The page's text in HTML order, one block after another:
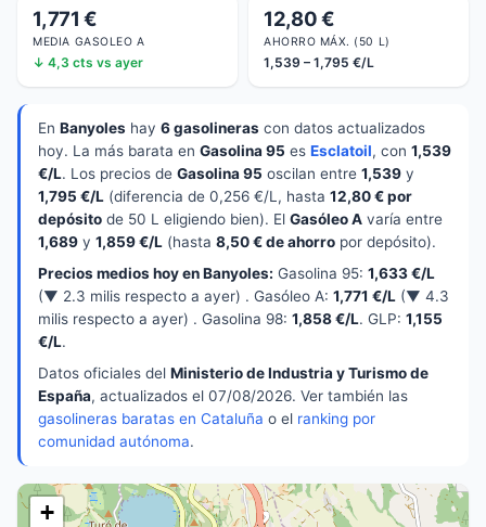
1,771 €
MEDIA GASOLEO A
↓ 4,3 cts vs ayer
12,80 €
AHORRO MÁX. (50 L)
1,539 – 1,795 €/L
En Banyoles hay 6 gasolineras con datos actualizados
hoy. La más barata en Gasolina 95 es Esclatoil, con 1,539
€/L. Los precios de Gasolina 95 oscilan entre 1,539 y
1,795 €/L (diferencia de 0,256 €/L, hasta 12,80 € por
depósito de 50 L eligiendo bien). El Gasóleo A varía entre
1,689 y 1,859 €/L (hasta 8,50 € de ahorro por depósito).
Precios medios hoy en Banyoles: Gasolina 95: 1,633 €/L
(▼ 2.3 milis respecto a ayer) . Gasóleo A: 1,771 €/L (▼ 4.3
milis respecto a ayer) . Gasolina 98: 1,858 €/L. GLP: 1,155
€/L.
Datos oficiales del Ministerio de Industria y Turismo de
España, actualizados el 07/08/2026. Ver también las
gasolineras baratas en Cataluña o el ranking por
comunidad autónoma.
+